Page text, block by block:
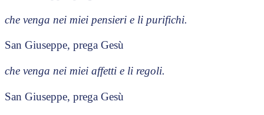
che venga nei miei pensieri e li purifichi.
San Giuseppe, prega Gesù
che venga nei miei affetti e li regoli.
San Giuseppe, prega Gesù